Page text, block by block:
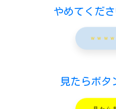
やめてくだ
ｗｗｗ
見たらボタ